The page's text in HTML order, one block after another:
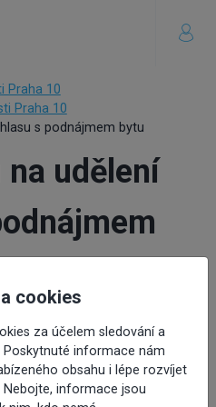
Praha 10
Praha 10
s podnájmem bytu
udělení
cookies
za účelem sledování a
informace nám
obsahu i lépe rozvíjet
informace jsou